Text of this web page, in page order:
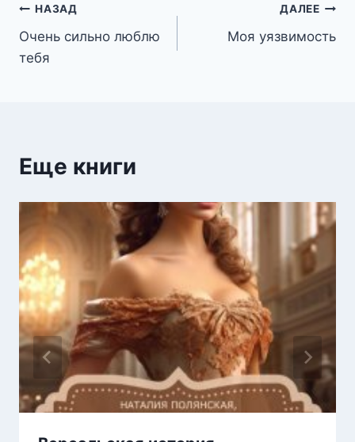
Навигация
по
НАЗАД
Очень сильно люблю
тебя
ДАЛЕЕ
Моя уязвимость
Еще книги